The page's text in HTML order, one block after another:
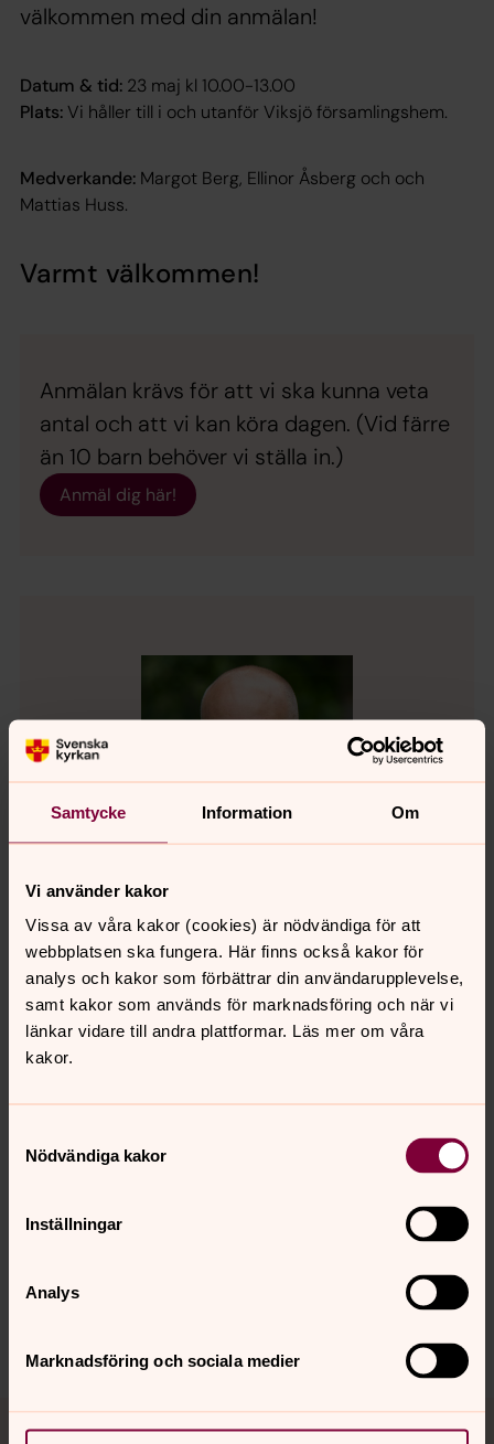
Samtycke Information Om
Vi använder kakor
Vissa av våra kakor (cookies) är nödvändiga för att
webbplatsen ska fungera. Här finns också kakor för
analys och kakor som förbättrar din användarupplevelse,
samt kakor som används för marknadsföring och när vi
länkar vidare till andra plattformar. Läs mer om våra
kakor.
Nödvändiga kakor
Inställningar
Analys
Marknadsföring och sociala medier
välkommen med din anmälan!
Datum & tid: 23 maj kl 10.00-13.00
Plats: Vi håller till i och utanför Viksjö församlingshem.
Medverkande: Margot Berg, Ellinor Åsberg och och
Mattias Huss.
Varmt välkommen!
Anmälan krävs för att vi ska kunna veta
antal och att vi kan köra dagen. (Vid färre
än 10 barn behöver vi ställa in.)
Anmäl dig här!
Mattias Huss
Komminister, Svenska kyrkan Härnösand
Direkt:
Synpunkter eller frågor på sidans
harnosand.pastorat@svenskakyrkan.se
Tillbaka till toppen
Tillbaka till innehållet